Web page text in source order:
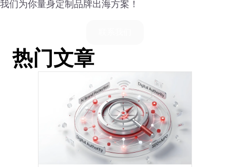
我们为你量身定制品牌出海方案！
热门文章